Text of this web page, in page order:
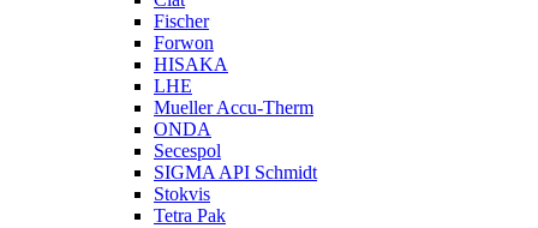
Fischer
Forwon
HISAKA
LHE
Mueller Accu-Therm
ONDA
Secespol
SIGMA API Schmidt
Stokvis
Tetra Pak